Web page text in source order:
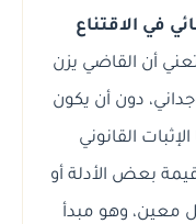
في الاقتناع
تعني أن القاضي يزن
دون أن يكون
القانوني
بعض الأدلة أو
معين، وهو مبدأ